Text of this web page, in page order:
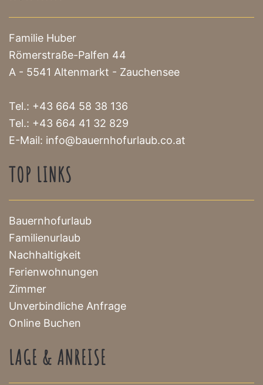
Familie Huber
Römerstraße-Palfen 44
A - 5541 Altenmarkt - Zauchensee
Tel.: +43 664 58 38 136
Tel.: +43 664 41 32 829
E-Mail: info@bauernhofurlaub.co.at
TOP LINKS
Bauernhofurlaub
Familienurlaub
Nachhaltigkeit
Ferienwohnungen
Zimmer
Unverbindliche Anfrage
Online Buchen
LAGE & ANREISE